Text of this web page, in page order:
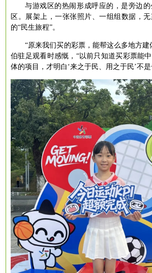
与游戏区的热闹形成呼应的，是旁边
区。展架上，一张张照片、一组组数据，
的“民生旅程”。
“原来我们买的彩票，能帮这么多地方建
伯驻足观看时感慨，“以前只知道买彩票能
体的项目，才明白‘来之于民、用之于民’不